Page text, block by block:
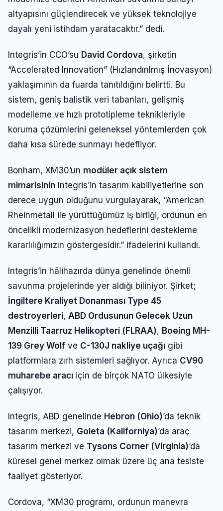
altyapısını güçlendirecek ve yüksek teknolojiye
dayalı yeni istihdam yaratacaktır.” dedi.
Integris’in CCO’su David Cordova, şirketin
“Accelerated Innovation” (Hızlandırılmış İnovasyon)
yaklaşımının da fuarda tanıtıldığını belirtti. Bu
sistem, geniş balistik veri tabanları, gelişmiş
modelleme ve hızlı prototipleme teknikleriyle
koruma çözümlerini geleneksel yöntemlerden çok
daha kısa sürede sunmayı hedefliyor.
Bonham, XM30’un modüler açık sistem
mimarisinin Integris’in tasarım kabiliyetlerine son
derece uygun olduğunu vurgulayarak, “American
Rheinmetall ile yürüttüğümüz iş birliği, ordunun en
öncelikli modernizasyon hedeflerini destekleme
kararlılığımızın göstergesidir.” ifadelerini kullandı.
Integris’in hâlihazırda dünya genelinde önemli
savunma projelerinde yer aldığı biliniyor. Şirket;
İngiltere Kraliyet Donanması Type 45
destroyerleri, ABD Ordusunun Gelecek Uzun
Menzilli Taarruz Helikopteri (FLRAA), Boeing MH-
139 Grey Wolf ve C-130J nakliye uçağı gibi
platformlara zırh sistemleri sağlıyor. Ayrıca CV90
muharebe aracı için de birçok NATO ülkesiyle
çalışıyor.
Integris, ABD genelinde Hebron (Ohio)’da teknik
tasarım merkezi, Goleta (Kaliforniya)’da araç
tasarım merkezi ve Tysons Corner (Virginia)’da
küresel genel merkez olmak üzere üç ana tesiste
faaliyet gösteriyor.
Cordova, “XM30 programı, ordunun manevra